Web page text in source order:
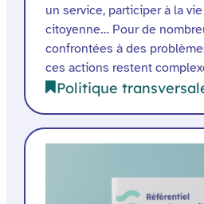
un service, participer à la
citoyenne… Pour de
confrontées à des
ces actions restent
Politique